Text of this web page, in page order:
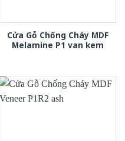
Cửa Gỗ Chống Cháy MDF
Melamine P1 van kem